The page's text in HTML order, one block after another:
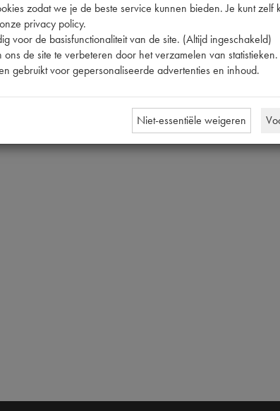
C045A | DS85363D D | SIERPL.ALU-MAT |
[PW 1]
zodat we je de beste service kunnen bieden. Je kunt
privacy policy.
voor de basisfunctionaliteit van de site. (Altijd ingeschakeld)
de site te verbeteren door het verzamelen van statistieken.
gebruikt voor gepersonaliseerde advertenties en inhoud.
Niet-essentiële weigeren